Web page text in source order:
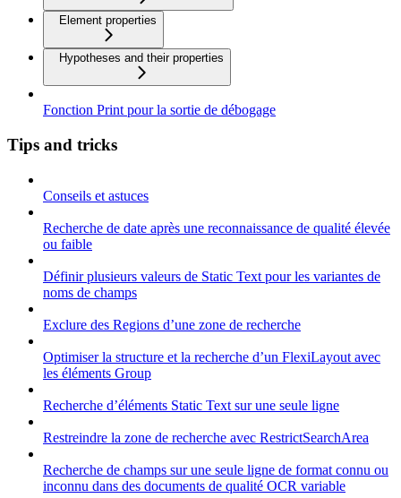
Element properties
Hypotheses and their properties
Fonction Print pour la sortie de débogage
Tips and tricks
Conseils et astuces
Recherche de date après une reconnaissance de qualité élevée
ou faible
Définir plusieurs valeurs de Static Text pour les variantes de
noms de champs
Exclure des Regions d’une zone de recherche
Optimiser la structure et la recherche d’un FlexiLayout avec
les éléments Group
Recherche d’éléments Static Text sur une seule ligne
Restreindre la zone de recherche avec RestrictSearchArea
Recherche de champs sur une seule ligne de format connu ou
inconnu dans des documents de qualité OCR variable